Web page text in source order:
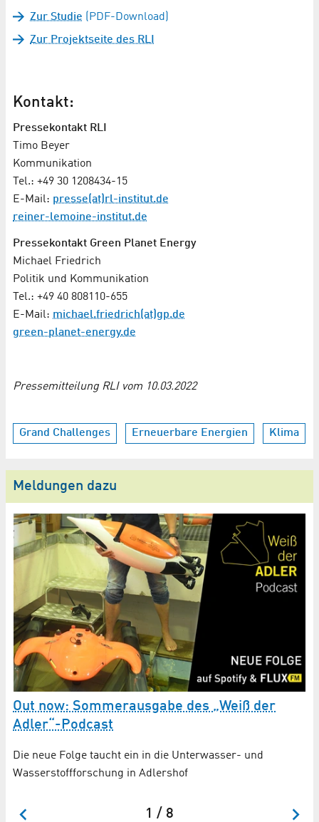
Zur Studie (PDF-Download)
Zur Projektseite des RLI
Kontakt:
Pressekontakt RLI
Timo Beyer
Kommunikation
Tel.: +49 30 1208434-15
E-Mail: presse(at)rl-institut.de
reiner-lemoine-institut.de
Pressekontakt Green Planet Energy
Michael Friedrich
Politik und Kommunikation
Tel.: +49 40 808110-655
E-Mail: michael.friedrich(at)gp.de
green-planet-energy.de
Pressemitteilung RLI vom 10.03.2022
Grand Challenges Erneuerbare Energien Klima
Meldungen dazu
Out now: Sommerausgabe des „Weiß der
Adler“-Podcast
Die neue Folge taucht ein in die Unterwasser- und
Wasserstoffforschung in Adlershof
1 / 8